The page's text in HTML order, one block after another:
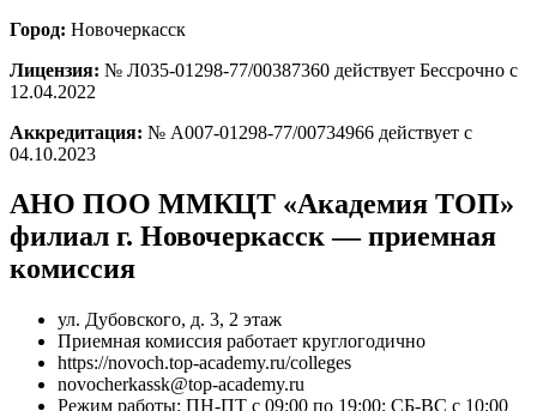
Город: Новочеркасск
Лицензия: № Л035-01298-77/00387360 действует Бессрочно с
12.04.2022
Аккредитация: № А007-01298-77/00734966 действует с
04.10.2023
АНО ПОО ММКЦТ «Академия ТОП»
филиал г. Новочеркасск — приемная
комиссия
ул. Дубовского, д. 3, 2 этаж
Приемная комиссия работает круглогодично
https://novoch.top-academy.ru/colleges
novocherkassk@top-academy.ru
Режим работы: ПН-ПТ с 09:00 по 19:00; СБ-ВС с 10:00